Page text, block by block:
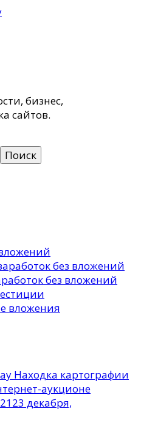
бизнес,
сайтов.
без вложений
без вложений
вложения
Находка картографии
аукционе
23 декабря,